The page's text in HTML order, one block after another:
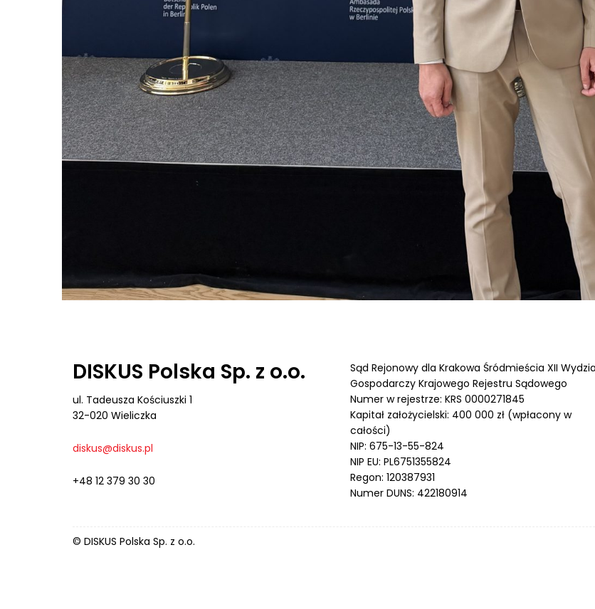
DISKUS Polska Sp. z o.o.
ul. Tadeusza Kościuszki 1
32-020 Wieliczka
diskus@diskus.pl
+48 12 379 30 30
Sąd Rejonowy dla Krakowa Śródmieścia XII
Gospodarczy Krajowego Rejestru Sądowego
Numer w rejestrze: KRS 0000271845
Kapitał założycielski: 400 000 zł (wpłacony w
całości)
NIP: 675-13-55-824
NIP EU: PL6751355824
Regon: 120387931
Numer DUNS: 422180914
© DISKUS Polska Sp. z o.o.